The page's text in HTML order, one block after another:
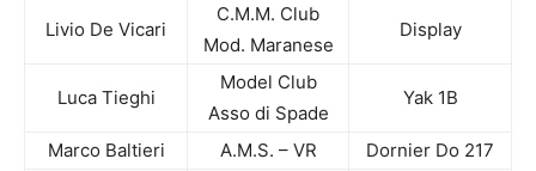
Livio De Vicari
C.M.M. Club
Mod. Maranese
Display
Luca Tieghi
Model Club
Asso di Spade
Yak 1B
Marco Baltieri A.M.S. – VR
Dornier Do 217